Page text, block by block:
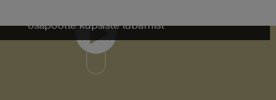
osapoolte küpsiste lubamist